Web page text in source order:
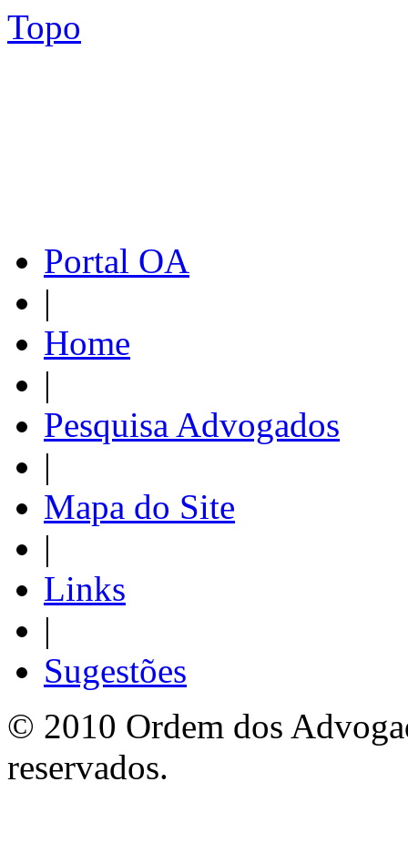
Topo
Portal OA
|
Home
|
Pesquisa Advogados
|
Mapa do Site
|
Links
|
Sugestões
© 2010 Ordem dos
reservados.